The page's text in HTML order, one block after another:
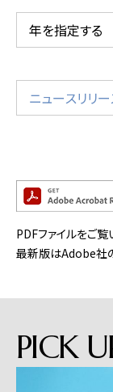
年を指定する
PDFファイルをご
最新版はAdobe社
PICK